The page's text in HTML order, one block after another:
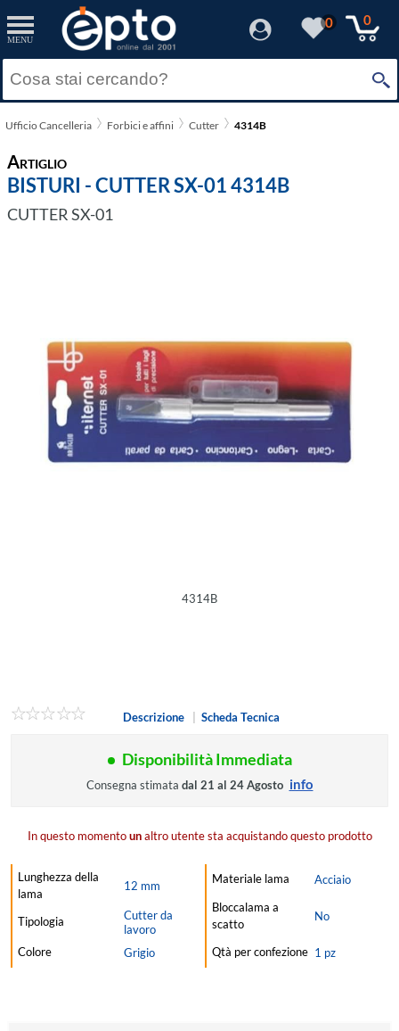
MENU
0 0
Ufficio Cancelleria Forbici e affini Cutter 4314B
Artiglio
BISTURI - CUTTER SX-01 4314B
CUTTER SX-01
4314B
Descrizione Scheda Tecnica
Disponibilità Immediata
Consegna stimata dal 21 al 24 Agosto info
In questo momentounaltro utente sta acquistando questo prodotto
Lunghezza della
lama
12 mm
Tipologia
Cutter da
lavoro
Colore
Grigio
Materiale lama
Acciaio
Bloccalama a
scatto
No
Qtà per confezione 1 pz